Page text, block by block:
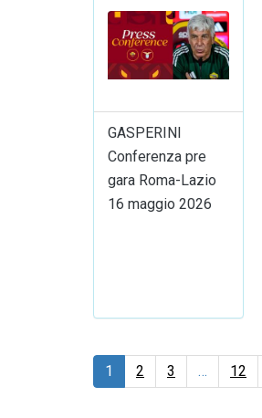
GASPERINI
Conferenza pre
gara Roma-Lazio
16 maggio 2026
1 2 3 … 12